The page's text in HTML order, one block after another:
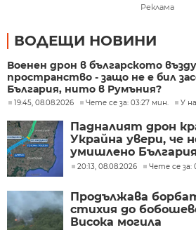
Реклама
ВОДЕЩИ НОВИНИ
Военен дрон в българското
пространство - защо не е бил
България, нито в Румъния?
19:45, 08.08.2026 Чете се за: 03:27 мин. У
Падналият дрон
Украйна увери, че
умишлено
разследване
20:13, 08.08.2026 Чете се за:
Продължава
стихия до
Висока могила